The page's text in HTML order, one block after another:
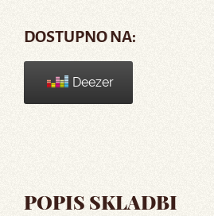
DOSTUPNO NA:
Deezer
POPIS SKLADBI